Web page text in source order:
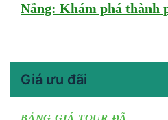
Nẵng: Khám phá thành
Giá ưu đãi